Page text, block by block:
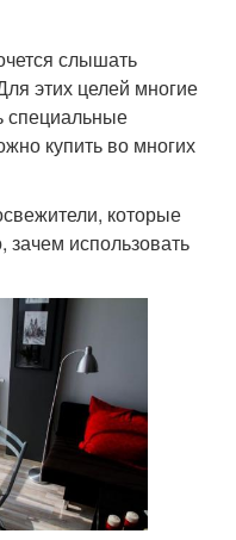
слышать
этих целей многие
специальные
купить во многих
которые
использовать